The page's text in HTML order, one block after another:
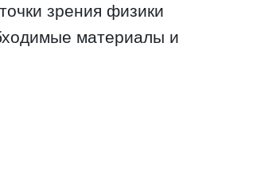
зрения физики
материалы и